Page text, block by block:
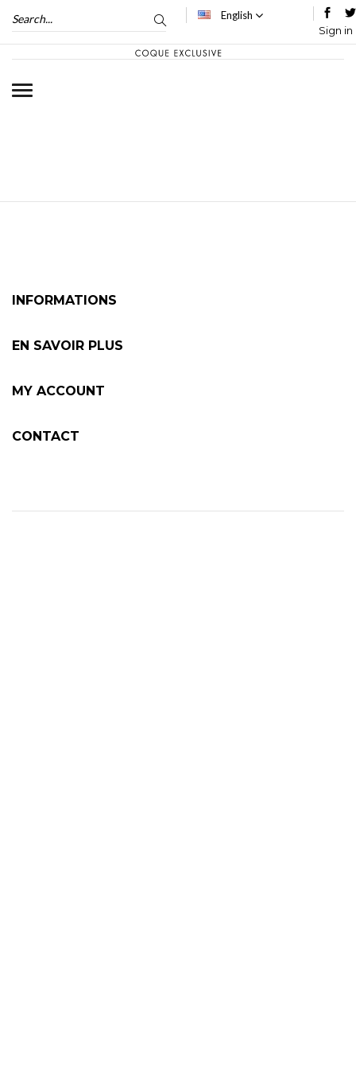
English
Sign in
INFORMATIONS
EN SAVOIR PLUS
MY ACCOUNT
CONTACT